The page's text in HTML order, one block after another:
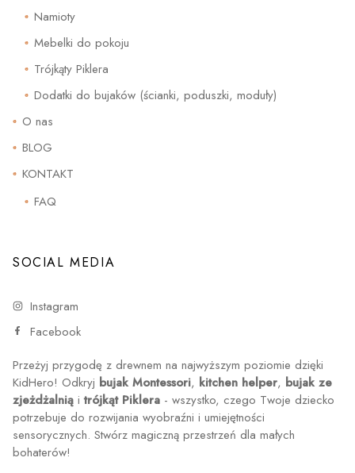
Namioty
Mebelki do pokoju
Trójkąty Piklera
Dodatki do bujaków (ścianki, poduszki, moduły)
O nas
BLOG
KONTAKT
FAQ
SOCIAL MEDIA
Instagram
Facebook
Przeżyj przygodę z drewnem na najwyższym poziomie dzięki
KidHero! Odkryj bujak Montessori, kitchen helper, bujak ze
zjeżdżalnią i trójkąt Piklera - wszystko, czego Twoje dziecko
potrzebuje do rozwijania wyobraźni i umiejętności
sensorycznych. Stwórz magiczną przestrzeń dla małych
bohaterów!